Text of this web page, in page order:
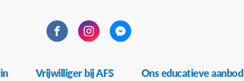
FacebookInstagramMessenger
Vrijwilliger bij AFS Ons educatieve aanbod